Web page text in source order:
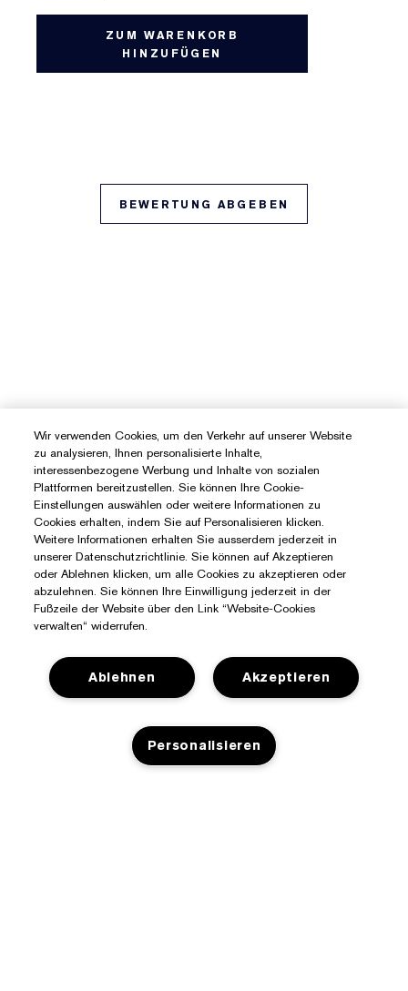
ZUM WARENKORB
HINZUFÜGEN
BEWERTUNG ABGEBEN
Sie Benötigen Hilfe?
Meine Bestellung verfolgen
Wir verwenden Cookies, um den Verkehr auf unserer Website
zu analysieren, Ihnen personalisierte Inhalte,
interessenbezogene Werbung und Inhalte von sozialen
Plattformen bereitzustellen. Sie können Ihre Cookie-
Einstellungen auswählen oder weitere Informationen zu
Cookies erhalten, indem Sie auf Personalisieren klicken.
Weitere Informationen erhalten Sie ausserdem jederzeit in
unserer Datenschutzrichtlinie. Sie können auf Akzeptieren
oder Ablehnen klicken, um alle Cookies zu akzeptieren oder
abzulehnen. Sie können Ihre Einwilligung jederzeit in der
Fußzeile der Website über den Link “Website-Cookies
verwalten“ widerrufen.
Akzeptieren
Ablehnen
Personalisieren